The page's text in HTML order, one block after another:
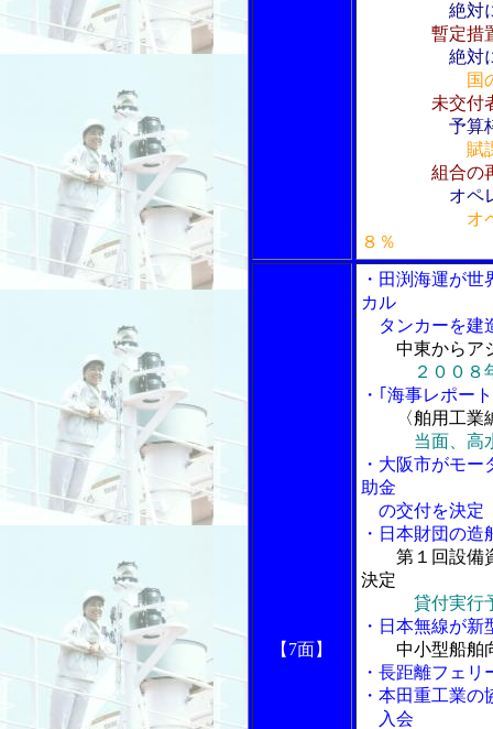
絶対
暫定措
絶対
国
未交付
予算
賦
組合の
オペ
オ
８％
【7面】
・田渕海運が
カル
タンカーを建
中東からア
２００８
・｢海事レポー
〈舶用工業
当面、高
・大阪市がモ
助金
の交付を決定
・日本財団の造
第１回設備
決定
貸付実行
・日本無線が
中小型船舶
・長距離フェ
・本田重工業
入会